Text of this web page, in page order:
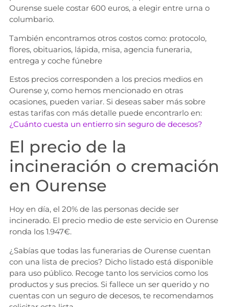
Ourense suele costar 600 euros, a elegir entre urna o
columbario.
También encontramos otros costos como: protocolo,
flores, obituarios, lápida, misa, agencia funeraria,
entrega y coche fúnebre
Estos precios corresponden a los precios medios en
Ourense y, como hemos mencionado en otras
ocasiones, pueden variar. Si deseas saber más sobre
estas tarifas con más detalle puede encontrarlo en:
¿Cuánto cuesta un entierro sin seguro de decesos?
El precio de la
incineración o cremación
en Ourense
Hoy en día, el 20% de las personas decide ser
incinerado. El precio medio de este servicio en Ourense
ronda los 1.947€.
¿Sabías que todas las funerarias de Ourense cuentan
con una lista de precios? Dicho listado está disponible
para uso público. Recoge tanto los servicios como los
productos y sus precios. Si fallece un ser querido y no
cuentas con un seguro de decesos, te recomendamos